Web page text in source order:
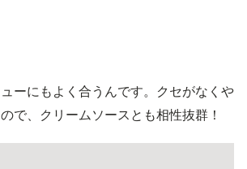
ーにもよく合うんです。クセがなくや
で、クリームソースとも相性抜群！